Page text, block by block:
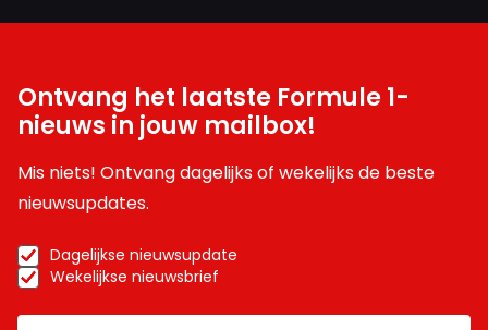
Ontvang het laatste Formule 1-
nieuws in jouw mailbox!
Mis niets! Ontvang dagelijks of wekelijks de beste
nieuwsupdates.
Dagelijkse nieuwsupdate
Wekelijkse nieuwsbrief